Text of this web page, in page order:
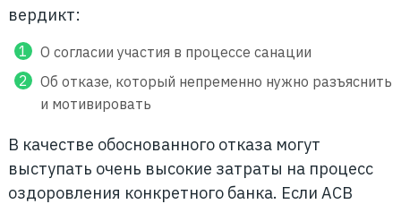
вердикт:
О согласии участия в процессе санации
Об отказе, который непременно нужно разъяснить
и мотивировать
В качестве обоснованного отказа могут
выступать очень высокие затраты на процесс
оздоровления конкретного банка. Если АСВ